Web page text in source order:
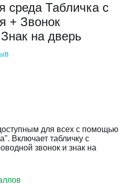
среда Табличка с
+ Звонок
на дверь
для всех с помощью
Включает табличку с
звонок и знак на